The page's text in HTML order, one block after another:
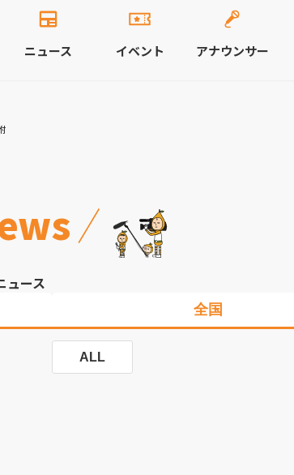
ニュース イベント アナウンサー
ュース
全国
ALL